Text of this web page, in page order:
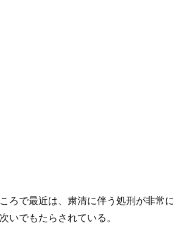
ろで最近は、粛清に伴う処刑が非常
いでもたらされている。